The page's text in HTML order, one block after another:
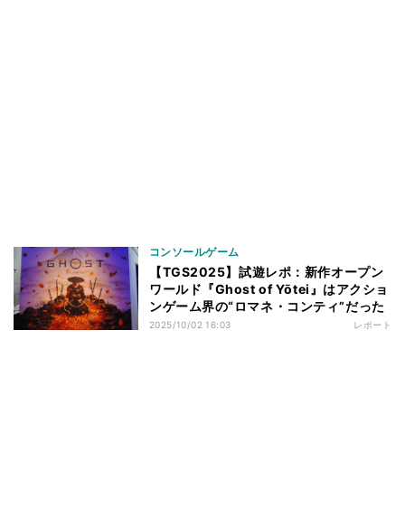
コンソールゲーム
【TGS2025】試遊レポ：新作オープン
ワールド『Ghost of Yōtei』はアクショ
ンゲーム界の“ロマネ・コンティ”だった
2025/10/02 16:03 レポート